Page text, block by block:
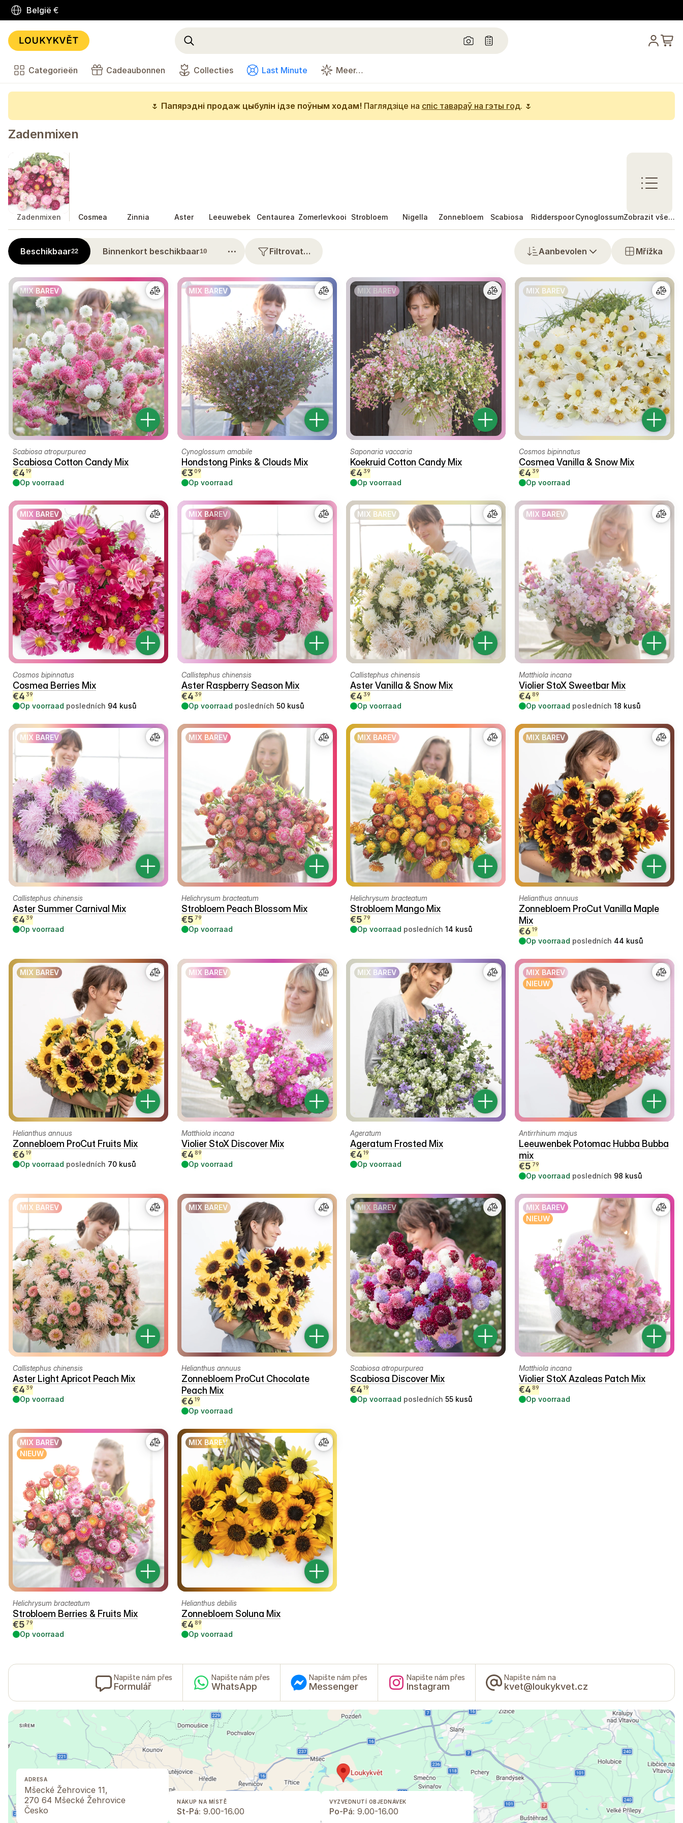
België €
Categorieën Cadeaubonnen Collecties Last Minute Meer…
🌷 Папярэдні продаж цыбулін ідзе поўным ходам! Паглядзіце на спіс тавараў на гэты год. 🌷
Zadenmixen
Zadenmixen Cosmea Zinnia Aster Leeuwebek Centaurea Zomerlevkooi Strobloem Nigella Zonnebloem Scabiosa Ridderspoor CynoglossumZobrazit vše…
Beschikbaar22 Binnenkort beschikbaar10 ⋯ Filtrovat… Aanbevolen Mřížka
MIX BAREV
Scabiosa atropurpurea
Scabiosa Cotton Candy Mix
€4 19
Op voorraad
MIX BAREV
Cynoglossum amabile
Hondstong Pinks & Clouds Mix
€3 09
Op voorraad
MIX BAREV
Saponaria vaccaria
Koekruid Cotton Candy Mix
€4 39
Op voorraad
MIX BAREV
Cosmos bipinnatus
Cosmea Vanilla & Snow Mix
€4 39
Op voorraad
MIX BAREV
Cosmos bipinnatus
Cosmea Berries Mix
€4 39
Op voorraad posledních 94 kusů
MIX BAREV
Callistephus chinensis
Aster Raspberry Season Mix
€4 39
Op voorraad posledních 50 kusů
MIX BAREV
Callistephus chinensis
Aster Vanilla & Snow Mix
€4 39
Op voorraad
MIX BAREV
Matthiola incana
Violier StoX Sweetbar Mix
€4 89
Op voorraad posledních 18 kusů
MIX BAREV
Callistephus chinensis
Aster Summer Carnival Mix
€4 39
Op voorraad
MIX BAREV
Helichrysum bracteatum
Strobloem Peach Blossom Mix
€5 79
Op voorraad
MIX BAREV
Helichrysum bracteatum
Strobloem Mango Mix
€5 79
Op voorraad posledních 14 kusů
MIX BAREV
Helianthus annuus
Zonnebloem ProCut Vanilla Maple
Mix
€6 19
Op voorraad posledních 44 kusů
MIX BAREV
Helianthus annuus
Zonnebloem ProCut Fruits Mix
€6 19
Op voorraad posledních 70 kusů
MIX BAREV
Matthiola incana
Violier StoX Discover Mix
€4 89
Op voorraad
MIX BAREV
Ageratum
Ageratum Frosted Mix
€4 19
Op voorraad
MIX BAREV
NIEUW
Antirrhinum majus
Leeuwenbek Potomac Hubba Bubba
mix
€5 79
Op voorraad posledních 98 kusů
MIX BAREV
Callistephus chinensis
Aster Light Apricot Peach Mix
€4 39
Op voorraad
MIX BAREV
Helianthus annuus
Zonnebloem ProCut Chocolate
Peach Mix
€6 19
Op voorraad
MIX BAREV
Scabiosa atropurpurea
Scabiosa Discover Mix
€4 19
Op voorraad posledních 55 kusů
MIX BAREV
NIEUW
Matthiola incana
Violier StoX Azaleas Patch Mix
€4 89
Op voorraad
MIX BAREV
NIEUW
Helichrysum bracteatum
Strobloem Berries & Fruits Mix
€5 79
Op voorraad
MIX BAREV
Helianthus debilis
Zonnebloem Soluna Mix
€4 89
Op voorraad
Napište nám přes
Formulář
Napište nám přes
WhatsApp
Napište nám přes
Messenger
Napište nám přes
Instagram
Napište nám na
kvet@loukykvet.cz
ADRESA
Mšecké Žehrovice 11,
270 64 Mšecké Žehrovice
Česko
NÁKUP NA MÍSTĚ
St-Pá: 9.00-16.00
VYZVEDNUTÍ OBJEDNÁVEK
Po-Pá: 9.00-16.00